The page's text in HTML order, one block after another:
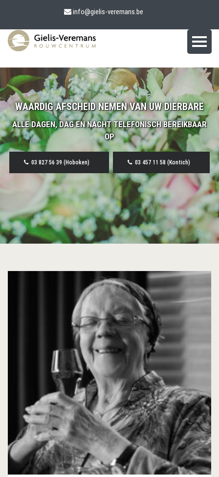
info@gielis-veremans.be
WAARDIG AFSCHEID NEMEN VAN UW DIERBARE
ALLE DAGEN, DAG EN NACHT TELEFONISCH BEREIKBAAR
OP
03 827 56 39 (Hoboken) 03 457 11 58 (Kontich)